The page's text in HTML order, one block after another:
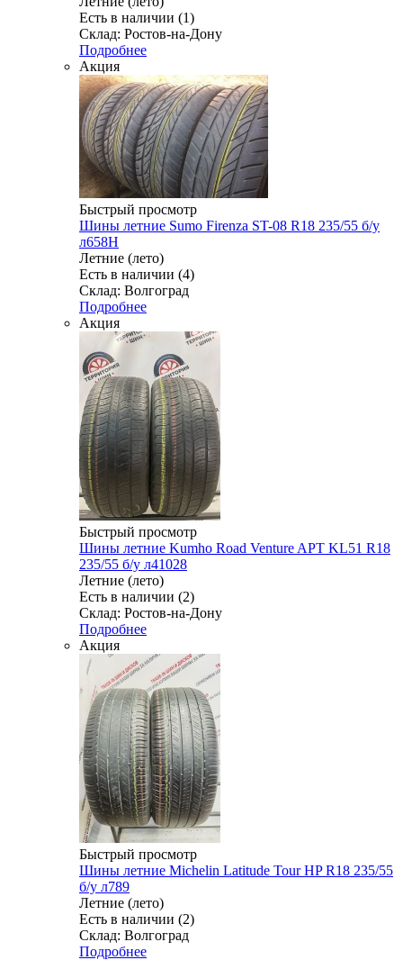
Есть в наличии (1)
Склад: Ростов-на-Дону
Подробнее
Акция
Быстрый просмотр
Шины летние Sumo Firenza ST-08 R18 235/55 б/у
л658Н
Летние (лето)
Есть в наличии (4)
Склад: Волгоград
Подробнее
Акция
Быстрый просмотр
Шины летние Kumho Road Venture APT KL51 R18
235/55 б/у л41028
Летние (лето)
Есть в наличии (2)
Склад: Ростов-на-Дону
Подробнее
Акция
Быстрый просмотр
Шины летние Michelin Latitude Tour HP R18 235/55
б/у л789
Летние (лето)
Есть в наличии (2)
Склад: Волгоград
Подробнее